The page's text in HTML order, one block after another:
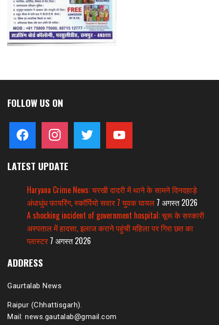
FOLLOW US ON
facebook instagram twitter
LATEST UPDATE
Haryana Crime News: चरखी दादरी में थाने के सामने दिनदहाड़े
अंधाधुंध फायरिंग, स्कॉर्पियो सवार 7 युवक घायल 7 अगस्त 2026
A shocking incident of government hospital: चूरू के सरकारी
अस्पताल में हादसा, इलाज कराने पहुंची महिला पर गिरा छत का
प्लास्टर 7 अगस्त 2026
ADDRESS
Gaurtalab News
Raipur (Chhattisgarh).
Mail: news.gautalab@gmail.com